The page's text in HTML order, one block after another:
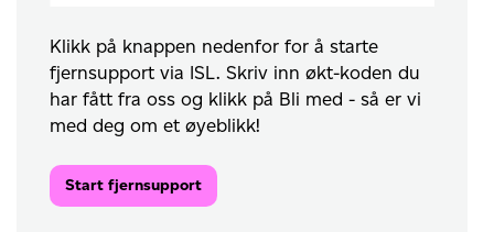
Klikk på knappen nedenfor for å starte
fjernsupport via ISL. Skriv inn økt-koden du
har fått fra oss og klikk på Bli med - så er vi
med deg om et øyeblikk!
Start fjernsupport